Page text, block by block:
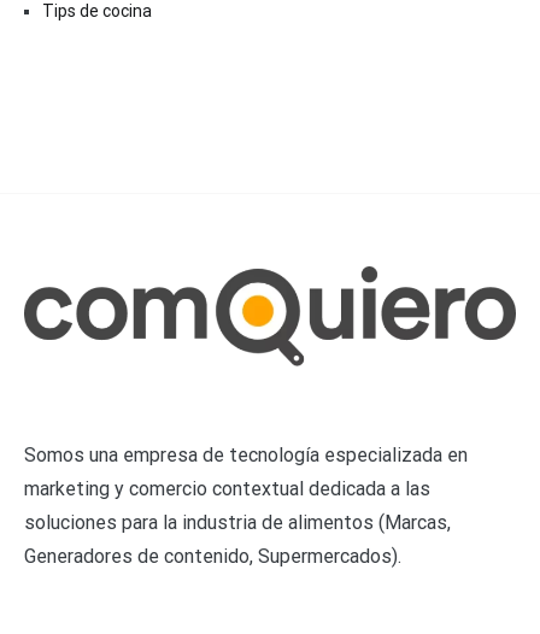
Tips de cocina
Somos una empresa de tecnología especializada en
marketing y comercio contextual dedicada a las
soluciones para la industria de alimentos (Marcas,
Generadores de contenido, Supermercados).